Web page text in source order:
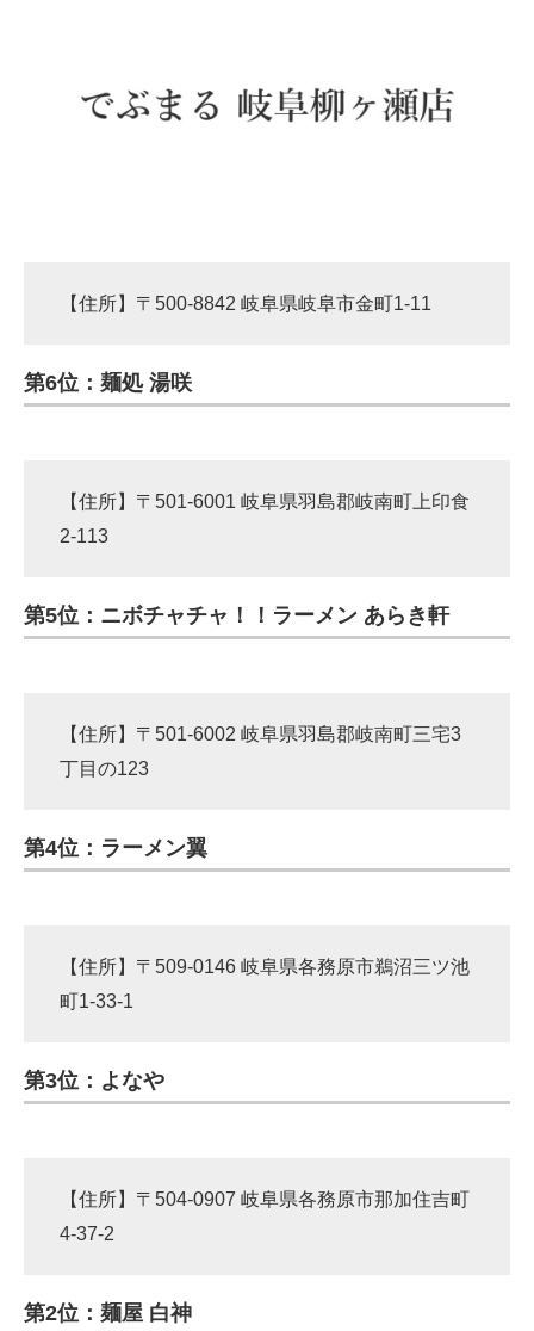
【住所】〒500-8842 岐阜県岐阜市金町1-11
第6位：麺処 湯咲
【住所】〒501-6001 岐阜県羽島郡岐南町上印食
2-113
第5位：ニボチャチャ！！ラーメン あらき軒
【住所】〒501-6002 岐阜県羽島郡岐南町三宅3
丁目の123
第4位：ラーメン翼
【住所】〒509-0146 岐阜県各務原市鵜沼三ツ池
町1-33-1 ​
第3位：よなや
【住所】〒504-0907 岐阜県各務原市那加住吉町
4-37-2
第2位：麺屋 白神